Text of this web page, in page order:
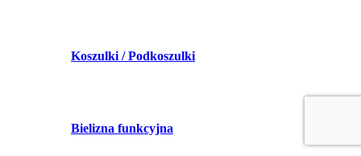
Koszulki / Podkoszulki
Bielizna funkcyjna